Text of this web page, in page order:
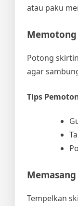
atau paku
Potong
agar
Tips
Tempelkan